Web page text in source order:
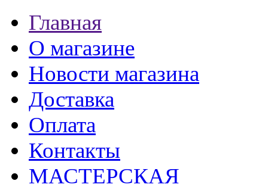
Главная
О магазине
Новости магазина
Доставка
Оплата
Контакты
МАСТЕРСКАЯ